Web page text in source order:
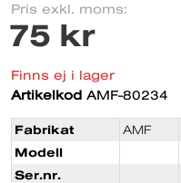
Pris exkl. moms:
75 kr
Finns ej i lager
Artikelkod AMF-80234
Fabrikat AMF
Modell
Ser.nr.